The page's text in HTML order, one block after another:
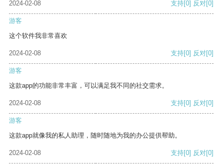
2024-02-08 支持[0] 反对[0]
游客
这个软件我非常喜欢
2024-02-08 支持[0] 反对[0]
游客
这款app的功能非常丰富，可以满足我不同的社交需求。
2024-02-08 支持[0] 反对[0]
游客
这款app就像我的私人助理，随时随地为我的办公提供帮助。
2024-02-08 支持[0] 反对[0]